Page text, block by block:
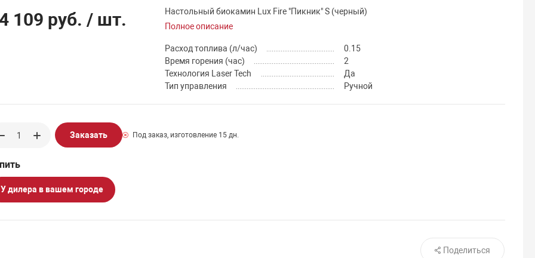
109 руб. / шт.
Настольный биокамин Lux Fire "Пикник" S (черный)
Полное описание
Расход топлива (л/час)
0.15
Время горения (час)
2
Технология Laser Tech
Да
Тип управления
Ручной
Заказать Под заказ, изготовление 15 дн.
У дилера в вашем городе
Поделиться